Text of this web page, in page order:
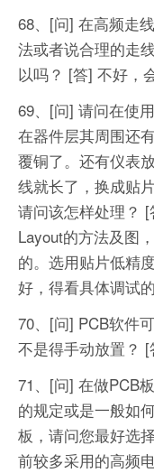
68、[问] 在高频走
法或者说合理的走
以吗？ [答] 不好，
69、[问] 请问在使
在器件层其周围还
覆铜了。还有仪表
线就长了，换成贴
请问该怎样处理？ [
Layout的方法及图
的。选用贴片低精
好，得看具体调试的
70、[问] PCB软件
不是得手动放置？ [
71、[问] 在做PCB
的规定或是一般如
板，请问您最好选
前较多采用的高频